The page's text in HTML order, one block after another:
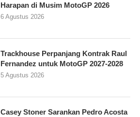
Harapan di Musim MotoGP 2026
6 Agustus 2026
Trackhouse Perpanjang Kontrak Raul
Fernandez untuk MotoGP 2027-2028
5 Agustus 2026
Casey Stoner Sarankan Pedro Acosta